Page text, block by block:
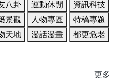
八卦 運動休閒
資訊科技
景觀 人物專區
特稿專題
天地 漫話漫畫
都更危老
更多